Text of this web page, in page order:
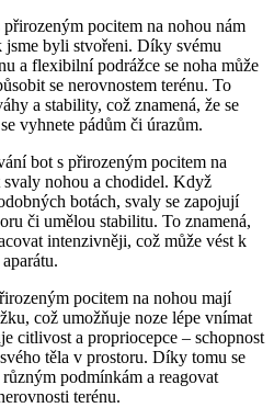
pocitem⁢ na nohou nám
byli stvořeni. Díky svému
a ​flexibilní podrážce se ⁣noha může
se nerovnostem‍ terénu. To
a ‌stability, ⁤což znamená, že ⁣se
vyhnete pádům či úrazům.
bot s ​přirozeným pocitem na
nohou a chodidel.‌ Když
⁤botách,​ svaly ⁣se zapojují
či umělou stabilitu. To znamená,‍
intenzivněji, ⁢což může​ vést k
‌pocitem na nohou mají
⁤což umožňuje noze lépe vnímat
citlivost ⁣a propriocepce –⁣ schopnost
těla​ v prostoru. ‌Díky‌ tomu​ se
‍podmínkám ⁢a reagovat
terénu.